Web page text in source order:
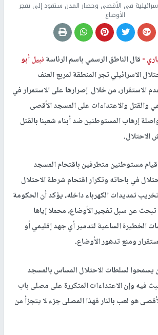
في الأقصى وحصار المدن ستقود إلى تفجر
الأوضاع
-قال الناطق الرسمي باسم الرئاسةنبيل أبو
الاسرائيلي تجر المنطقة لمربع العنف
الاستقرار، من خلال إصرارها على الاستمرار في
والقتل والاعتداءات على المسجد الأقصى
إرهاب المستوطنين ضد أبناء شعبنا بالقتل
الاحتلال.
مستوطنين متطرفين باقتحام المسجد
في باحاته وتكرار اقتحام شرطة الاحتلال
تمديدات الكهرباء داخله، يؤكد أن الحكومة
تبحث عن سبل تفجير الأوضاع، محملا إياها
الخطيرة الساعية لتدمير أي جهد إقليمي أو
ومنع تدهور الأوضاع.
يسمحوا لسلطات الاحتلال المساس بالمسجد
فيه وإن الاعتداءات المتكررة على مصلى باب
هو لعب بالنار فهذا المصلى جزء لا يتجزأ من